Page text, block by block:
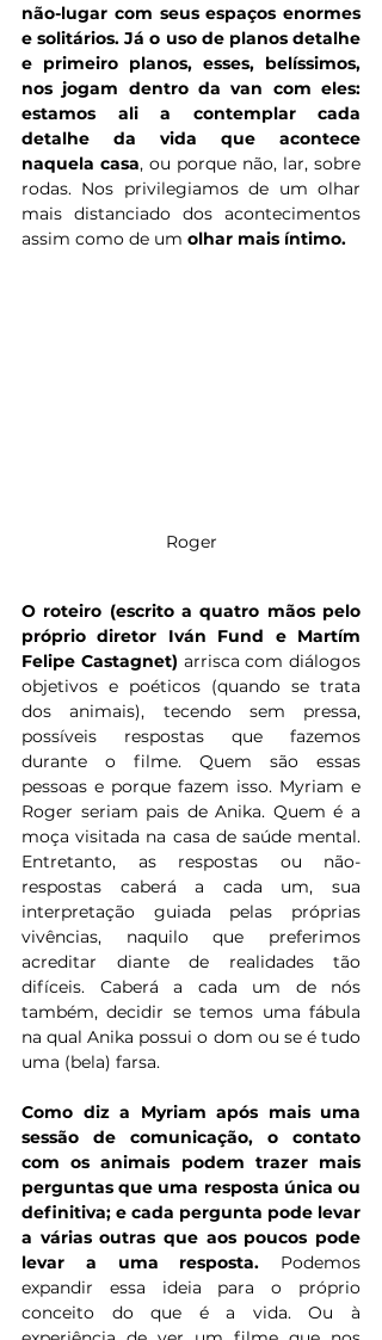
não-lugar com seus espaços enormes
e solitários. Já o uso de planos detalhe
e primeiro planos, esses, belíssimos,
nos jogam dentro da van com eles:
estamos ali a contemplar cada
detalhe da vida que acontece
naquela casa, ou porque não, lar, sobre
rodas. Nos privilegiamos de um olhar
mais distanciado dos acontecimentos
assim como de um olhar mais íntimo.
Roger
O roteiro (escrito a quatro mãos pelo
próprio diretor Iván Fund e Martím
Felipe Castagnet) arrisca com diálogos
objetivos e poéticos (quando se trata
dos animais), tecendo sem pressa,
possíveis respostas que fazemos
durante o filme. Quem são essas
pessoas e porque fazem isso. Myriam e
Roger seriam pais de Anika. Quem é a
moça visitada na casa de saúde mental.
Entretanto, as respostas ou não-
respostas caberá a cada um, sua
interpretação guiada pelas próprias
vivências, naquilo que preferimos
acreditar diante de realidades tão
difíceis. Caberá a cada um de nós
também, decidir se temos uma fábula
na qual Anika possui o dom ou se é tudo
uma (bela) farsa.
Como diz a Myriam após mais uma
sessão de comunicação, o contato
com os animais podem trazer mais
perguntas que uma resposta única ou
definitiva; e cada pergunta pode levar
a várias outras que aos poucos pode
levar a uma resposta. Podemos
expandir essa ideia para o próprio
conceito do que é a vida. Ou à